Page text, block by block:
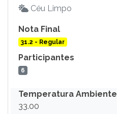
Céu Limpo
Nota Final
31.2 - Regular
Participantes
6
Temperatura Ambiente
33.00